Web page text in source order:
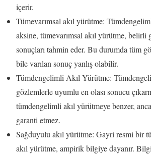
içerir.
Tümevarımsal akıl yürütme:
aksine, tümevarımsal akıl yürütme, belirli
sonuçları tahmin eder. Bu durumda tüm
bile varılan sonuç yanlış olabilir.
Tümdengelimli Akıl Yürütme:
gözlemlerle uyumlu en olası sonucu
tümdengelimli akıl yürütmeye benzer,
garanti etmez.
Sağduyulu akıl yürütme: Gayri resmi bir
akıl yürütme, ampirik bilgiye dayanır.